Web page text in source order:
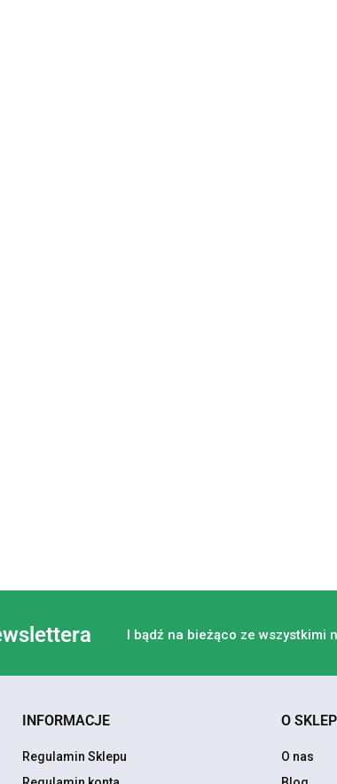
I bądź na bieżąco ze wszystkimi
INFORMACJE
Regulamin Sklepu
O
O nas